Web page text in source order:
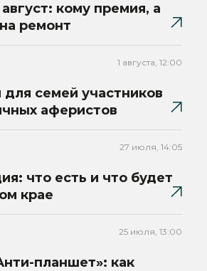
кому премия, а
ремонт
1 августа, 12:00
для семей участников
аферистов
27 июля, 14:05
что есть и что будет
крае
25 июля, 13:00
планшет»: как